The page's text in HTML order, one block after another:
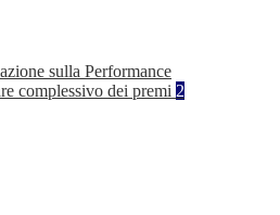
sulla Performance
complessivo dei premi 2